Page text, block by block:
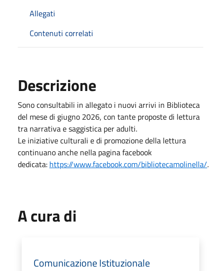
Allegati
Contenuti correlati
Descrizione
Sono consultabili in allegato i nuovi arrivi in Biblioteca
del mese di giugno 2026, con tante proposte di lettura
tra narrativa e saggistica per adulti.
Le iniziative culturali e di promozione della lettura
continuano anche nella pagina facebook
dedicata: https://www.facebook.com/bibliotecamolinella/.
A cura di
Comunicazione Istituzionale